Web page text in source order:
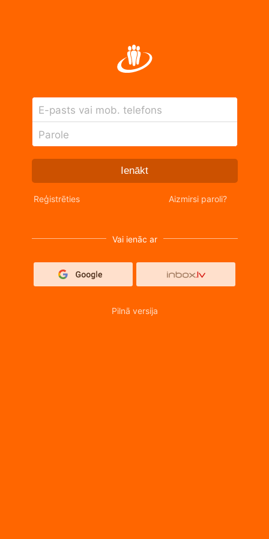
E-pasts vai mob. telefons
Parole
Ienākt
Reģistrēties Aizmirsi paroli?
Vai ienāc ar
Pilnā versija